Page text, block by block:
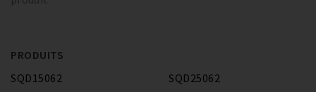
PRODUITS
SQD15062
SQD25062